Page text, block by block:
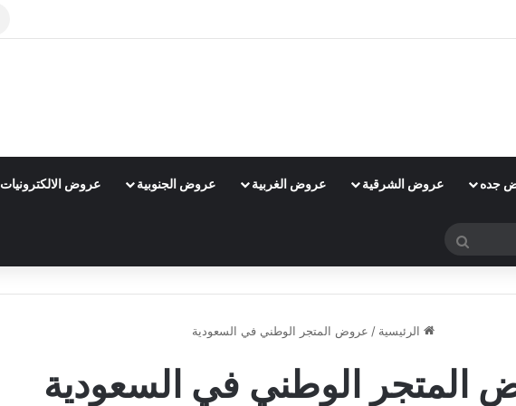
جده عروض الشرقية عروض الغربية عروض الجنوبية عروض الالكترونيات
بحث
الرئيسية / عروض المتجر الوطني في السعودية
المتجر الوطني في السعودية